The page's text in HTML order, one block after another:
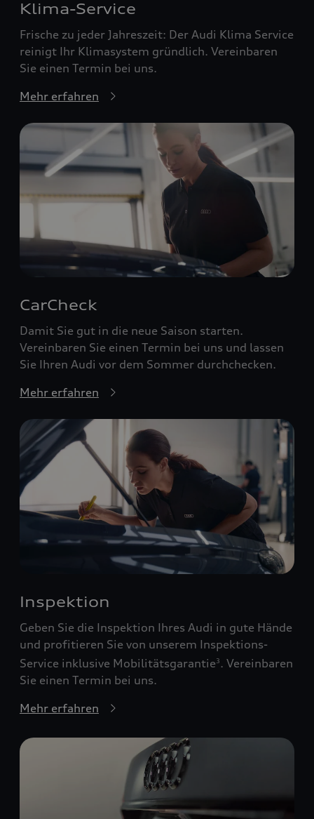
Klima-Service
Frische zu jeder Jahreszeit: Der Audi Klima Service
reinigt Ihr Klimasystem gründlich. Vereinbaren
Sie einen Termin bei uns.
Mehr erfahren
CarCheck
Damit Sie gut in die neue Saison starten.
Vereinbaren Sie einen Termin bei uns und lassen
Sie Ihren Audi vor dem Sommer durchchecken.
Mehr erfahren
Inspektion
Geben Sie die Inspektion Ihres Audi in gute Hände
und profitieren Sie von unserem Inspektions-
Service inklusive Mobilitätsgarantie3 . Vereinbaren
Sie einen Termin bei uns.
Mehr erfahren